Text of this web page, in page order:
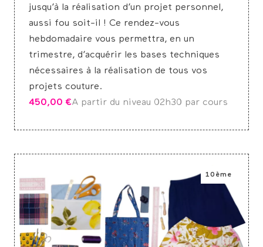
jusqu’à la réalisation d’un projet personnel,
aussi fou soit-il ! Ce rendez-vous
hebdomadaire vous permettra, en un
trimestre, d’acquérir les bases techniques
nécessaires à la réalisation de tous vos
projets couture.
450,00 €A partir du niveau 02h30 par cours
10ème